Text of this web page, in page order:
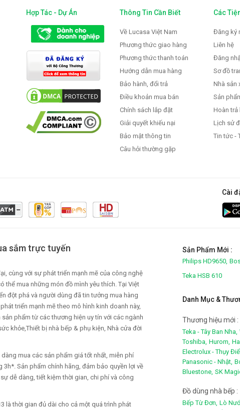
Hợp Tác - Dự Án Thông Tin Cần Biết
Về Lucasa Việt Nam
Phương thức giao hàng
Phương thức thanh toán
Hướng dẫn mua hàng
Bảo hành, đổi trả
Điều khoản mua bán
Chính sách lắp đặt
Giải quyết khiếu nại
Bảo mật thông tin
Câu hỏi thường gặp
Các
Đăng ký
Liên hệ
Đăng
Sơ đồ
Nhà sản
Sản
Hoàn trả
Lịch sử
Tin tức -
Cài
sắm trực tuyến
cùng với sự phát triển mạnh mẽ của công nghệ
thể mua những món đồ mình yêu thích. Tại Việt
đột phá và người dùng đã tin tưởng mua hàng
triển mạnh mẽ theo mô hình kinh doanh này,
phẩm từ các thương hiện uy tín với các ngành
khỏe,Thiết bị nhà bếp & phụ kiện, Nhà cửa đời
mua các sản phẩm giá tốt nhất, miễn phí
Sản phẩm chính hãng, đảm bảo quyền lợi về
dễ dàng, tiết kiệm thời gian, chi phí và công
là thời gian đủ dài cho cả một quá trình phát
Sản Phẩm Mới :
Philips HD9650,
Teka HSB 610
Danh Mục &
Thương hiệu mới :
Teka - Tây Ban Nha,
Toshiba, Hurom,
Electrolux - Thụy
Panasonic - Nhật,
Bluestone, SK
Đồ dùng nhà bếp :
Bếp Từ Đơn, Lò